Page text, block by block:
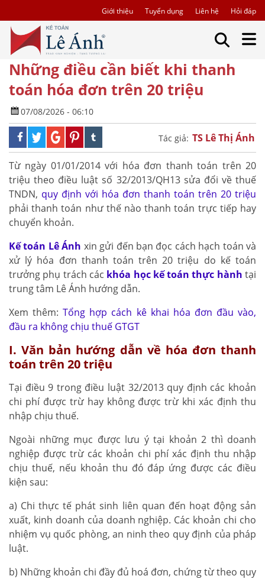
Giới thiệu Tuyển dụng Liên hệ Hỏi đáp
Những điều cần biết khi thanh
toán hóa đơn trên 20 triệu
07/08/2026 - 06:10
Tác giả: TS Lê Thị Ánh
Từ ngày 01/01/2014 với hóa đơn thanh toán trên 20
triệu theo điều luật số 32/2013/QH13 sửa đổi về thuế
TNDN, quy định với hóa đơn thanh toán trên 20 triệu
phải thanh toán như thế nào thanh toán trực tiếp hay
chuyển khoản.
Kế toán Lê Ánh xin gửi đến bạn đọc cách hạch toán và
xử lý hóa đơn thanh toán trên 20 triệu do kế toán
trưởng phụ trách các khóa học kế toán thực hành tại
trung tâm Lê Ánh hướng dẫn.
Xem thêm:Tổng hợp cách kê khai hóa đơn đầu vào,
đầu ra không chịu thuế GTGT
I. Văn bản hướng dẫn về hóa đơn thanh
toán trên 20 triệu
Tại điều 9 trong điều luật 32/2013 quy định các khoản
chi phí được trừ hay không được trừ khi xác định thu
nhập chịu thuế.
Ngoài những mục được lưu ý tại khoản 2 thì doanh
nghiệp được trừ các khoản chi phí xác định thu nhập
chịu thuế, nếu khoản thu đó đáp ứng được các điều
kiện sau:
a) Chi thực tế phát sinh liên quan đến hoạt động sản
xuất, kinh doanh của doanh nghiệp. Các khoản chi cho
nhiệm vụ quốc phòng, an ninh theo quy định của pháp
luật.
b) Những khoản chi đầy đủ hoá đơn, chứng từ theo quy